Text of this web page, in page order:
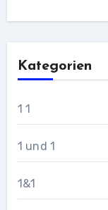
Kategorien
1 1
1 und 1
1&1